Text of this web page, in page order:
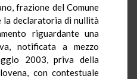
frazione del Comune
la declaratoria di nullità
riguardante una
notificata a mezzo
2003, priva della
con contestuale